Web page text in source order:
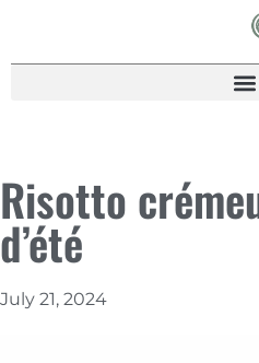
Risotto
d’été
July 21, 2024